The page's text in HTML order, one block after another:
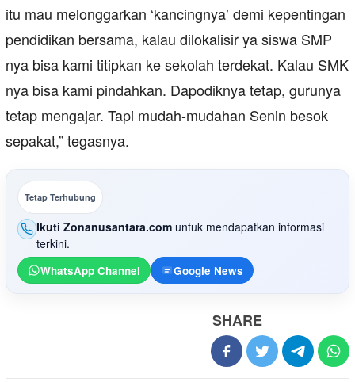
itu mau melonggarkan ‘kancingnya’ demi kepentingan
pendidikan bersama, kalau dilokalisir ya siswa SMP
nya bisa kami titipkan ke sekolah terdekat. Kalau SMK
nya bisa kami pindahkan. Dapodiknya tetap, gurunya
tetap mengajar. Tapi mudah-mudahan Senin besok
sepakat,” tegasnya.
Tetap Terhubung
Ikuti Zonanusantara.com untuk mendapatkan informasi
terkini.
WhatsApp Channel Google News
SHARE